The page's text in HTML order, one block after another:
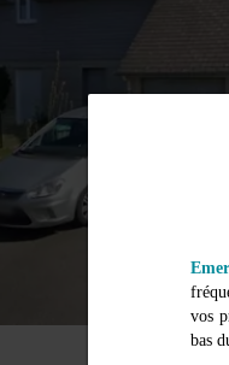
vos
bas